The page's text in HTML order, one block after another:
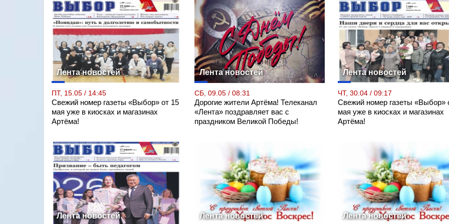
Лента новостей
ПТ, 15.05 / 14:45
Свежий номер газеты «Выбор» от 15
мая уже в киосках и магазинах
Артёма!
Лента новостей
СБ, 09.05 / 08:31
Дорогие жители Артёма! Телеканал
«Лента» поздравляет вас с
праздником Великой Победы!
Лента новостей
ЧТ, 30.04 / 09:17
Свежий номер газеты «Выбор»
мая уже в киосках и магазинах
Артёма!
Лента новостей Лента новостей Лента новостей